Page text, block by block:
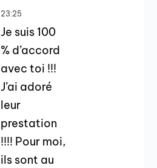
23:25
Je suis 100
% d’accord
avec toi !!!
J’ai adoré
leur
prestation
!!!! Pour moi,
ils sont au